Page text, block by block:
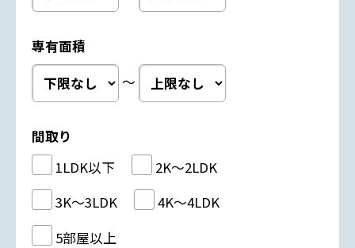
専有面積
～
間取り
1LDK以下
2K～2LDK
3K～3LDK
4K～4LDK
5部屋以上